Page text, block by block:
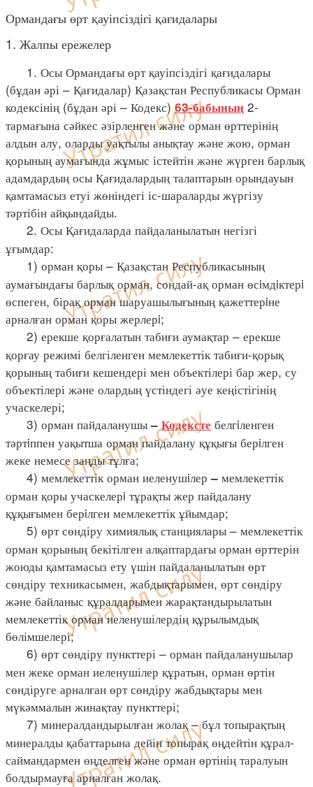
Ормандағы өрт қауіпсіздігі қағидалары
1. Жалпы ережелер
1. Осы Ормандағы өрт қауіпсіздігі қағидалары
(бұдан әрі – Қағидалар) Қазақстан Республикасы Орман
кодексінің (бұдан әрі – Кодекс)63-бабының 2-
тармағына сәйкес әзірленген және орман өрттерінің
алдын алу, оларды уақтылы анықтау және жою, орман
қорының аумағында жұмыс істейтін және жүрген барлық
адамдардың осы Қағидалардың талаптарын орындауын
қамтамасыз етуі жөніндегі іс-шараларды жүргізу
тәртібін айқындайды.
2. Осы Қағидаларда пайдаланылатын негізгі
ұғымдар:
1) орман қоры – Қазақстан Республикасының
аумағындағы барлық орман, сондай-ақ орман өсiмдiктерi
өспеген, бірақ орман шаруашылығының қажеттерiне
арналған орман қоры жерлерi;
2) ерекше қорғалатын табиғи аумақтар – ерекше
қорғау режимі белгіленген мемлекеттік табиғи-қорық
қорының табиғи кешендері мен объектілері бар жер, су
объектілері және олардың үстіндегі әуе кеңістігінің
учаскелері;
3) орман пайдаланушы– Кодексте белгiленген
тәртiппен уақытша орман пайдалану құқығы берiлген
жеке немесе заңды тұлға;
4) мемлекеттік орман иеленушiлер – мемлекеттік
орман қоры учаскелерi тұрақты жер пайдалану
құқығымен берiлген мемлекеттік ұйымдар;
5) өрт сөндіру химиялық станциялары – мемлекеттік
орман қорының бекітілген алқаптардағы орман өрттерін
жоюды қамтамасыз ету үшін пайдаланылатын өрт
сөндіру техникасымен, жабдықтарымен, өрт сөндіру
және байланыс құралдарымен жарақтандырылатын
мемлекеттік орман иеленушілердің құрылымдық
бөлімшелері;
6) өрт сөндіру пункттері – орман пайдаланушылар
мен жеке орман иеленушілер құратын, орман өртін
сөндіруге арналған өрт сөндіру жабдықтары мен
мүкәммалын жинақтау пункттері;
7) минералдандырылған жолақ – бұл топырақтың
минералды қабаттарына дейін топырақ өңдейтін құрал-
саймандармен өңделген және орман өртінің таралуын
болдырмауға арналған жолақ.